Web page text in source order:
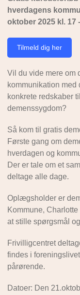
hverdagens
oktober 2025 kl. 17
Tilmeld dig her
Vil du vide mere om
kommunikation med
konkrete redskaber
demenssygdom?
Så kom til gratis
Første gang om
hverdagen og
Der er tale om et
deltage alle dage.
Oplægsholder er
Kommune,
at stille spørgsmål
Frivilligcentret
findes i
pårørende.
Datoer: Den